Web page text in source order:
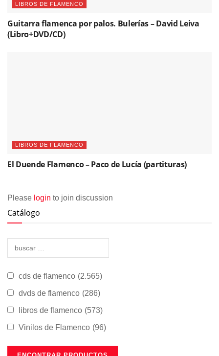
LIBROS DE FLAMENCO
Guitarra flamenca por palos. Bulerías – David Leiva
(Libro+DVD/CD)
LIBROS DE FLAMENCO
El Duende Flamenco – Paco de Lucía (partituras)
Please login to join discussion
Catálogo
cds de flamenco (2.565)
dvds de flamenco (286)
libros de flamenco (573)
Vinilos de Flamenco (96)